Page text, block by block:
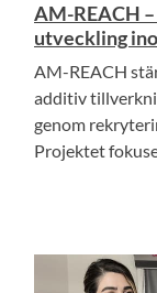
AM-REACH
utveckling
AM-REACH
additiv
genom
Projektet